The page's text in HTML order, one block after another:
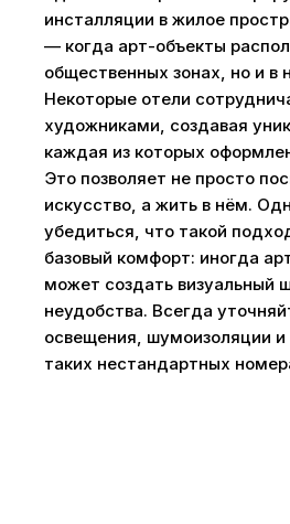
инсталляции в жилое
— когда арт-объекты
общественных зонах, но и в
Некоторые отели
художниками, создавая
каждая из которых
Это позволяет не просто
искусство, а жить в нём.
убедиться, что такой
базовый комфорт: иногда
может создать визуальный
неудобства. Всегда
освещения, шумоизоляции и
таких нестандартных